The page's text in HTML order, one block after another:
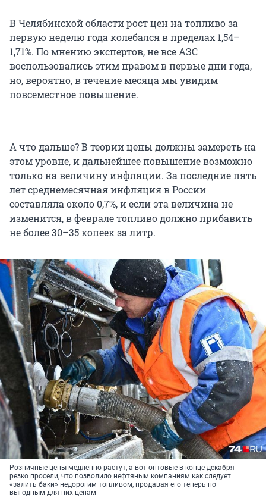
В Челябинской области рост цен на топливо за
первую неделю года колебался в пределах 1,54–
1,71%. По мнению экспертов, не все АЗС
воспользовались этим правом в первые дни года,
но, вероятно, в течение месяца мы увидим
повсеместное повышение.
А что дальше? В теории цены должны замереть на
этом уровне, и дальнейшее повышение возможно
только на величину инфляции. За последние пять
лет среднемесячная инфляция в России
составляла около 0,7%, и если эта величина не
изменится, в феврале топливо должно прибавить
не более 30–35 копеек за литр.
Розничные цены медленно растут, а вот оптовые в конце декабря
резко просели, что позволило нефтяным компаниям как следует
«залить баки» недорогим топливом, продавая его теперь по
выгодным для них ценам